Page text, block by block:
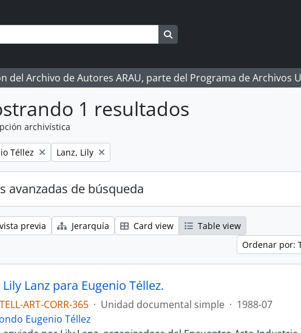
Archivo de Autores ARAU, parte del Programa de Archivos
1 resultados
archivística
Téllez Remove filter:
Lanz, Lily
avanzadas de búsqueda
previa Jerarquía Card view
Table view
Ordenar por:
Lanz para Eugenio Téllez.
ART-CORR-365 · Unidad documental simple · 1988-07
Eugenio Téllez